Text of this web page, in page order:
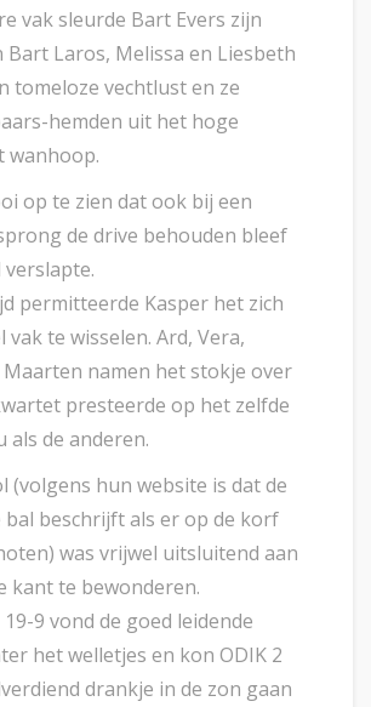
vak sleurde Bart Evers zijn
Laros, Melissa en Liesbeth
tomeloze vechtlust en ze
hemden uit het hoge
wanhoop.
op te zien dat ook bij een
de drive behouden bleef
permitteerde Kasper het zich
vak te wisselen. Ard, Vera,
Maarten namen het stokje over
presteerde op het zelfde
als de anderen.
(volgens hun website is dat de
bal beschrijft als er op de korf
was vrijwel uitsluitend aan
kant te bewonderen.
9 vond de goed leidende
het welletjes en kon ODIK 2
drankje in de zon gaan